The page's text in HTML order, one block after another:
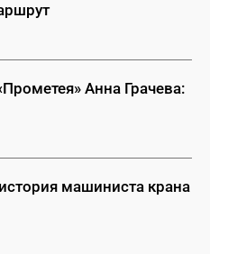
Анна Грачева:
машиниста крана